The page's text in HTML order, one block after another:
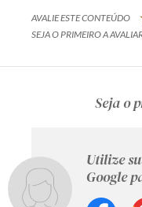
AVALIE ESTE CONTEÚDO
SEJA O PRIMEIRO A
Seja o
Utilize
Google